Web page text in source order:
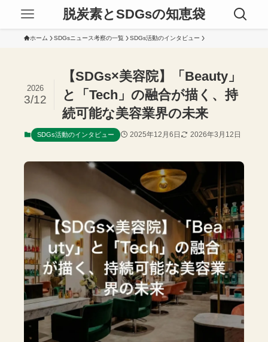
脱炭素とSDGsの知恵袋
ホーム SDGsニュース考察の一覧 SDGs活動のインタビュー
【SDGs×美容院】「Beauty」
と「Tech」の融合が描く、持
続可能な美容業界の未来
2026
3/12
SDGs活動のインタビュー 2025年12月6日 2026年3月12日